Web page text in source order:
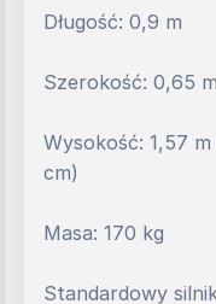
Długość: 0,9 m
Szerokość: 0,65 m
Wysokość: 1,57
cm)
Masa: 170 kg
Standardowy